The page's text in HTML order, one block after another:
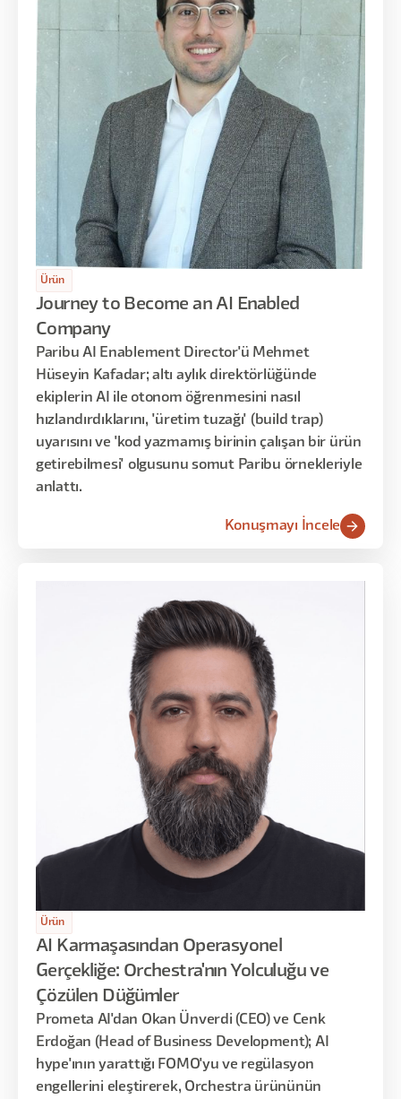
Ürün
Journey to Become an AI Enabled
Company
Paribu AI Enablement Director'ü Mehmet
Hüseyin Kafadar; altı aylık direktörlüğünde
ekiplerin AI ile otonom öğrenmesini nasıl
hızlandırdıklarını, 'üretim tuzağı' (build trap)
uyarısını ve 'kod yazmamış birinin çalışan bir ürün
getirebilmesi' olgusunu somut Paribu örnekleriyle
anlattı.
Konuşmayı İncele
Ürün
AI Karmaşasından Operasyonel
Gerçekliğe: Orchestra'nın Yolculuğu ve
Çözülen Düğümler
Prometa AI'dan Okan Ünverdi (CEO) ve Cenk
Erdoğan (Head of Business Development); AI
hype'ının yarattığı FOMO'yu ve regülasyon
engellerini eleştirerek, Orchestra ürününün